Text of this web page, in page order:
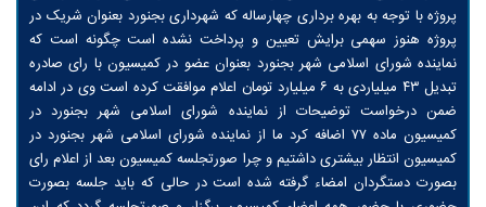
پروژه با توجه به بهره برداری چهارساله که شهرداری بجنورد بعنوان شریک در
پروژه هنوز سهمی برایش تعیین و پرداخت نشده است چگونه است که
نماینده شورای اسلامی شهر بجنورد بعنوان عضو در کمیسیون با رای صادره
تبدیل ۴۳ میلیاردی به ۶ میلیارد تومان اعلام موافقت کرده است وی در ادامه
ضمن درخواست توضیحات از نماینده شورای اسلامی شهر بجنورد در
کمیسیون ماده ۷۷ اضافه کرد ما از نماینده شورای اسلامی شهر بجنورد در
کمیسیون انتظار بیشتری داشتیم و چرا صورتجلسه کمیسیون بعد از اعلام رای
بصورت دستگردان امضاء گرفته شده است در حالی که باید جلسه بصورت